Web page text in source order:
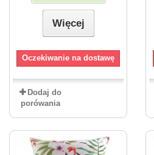
Więcej
Oczekiwanie na dostawę
Dodaj do
porówania